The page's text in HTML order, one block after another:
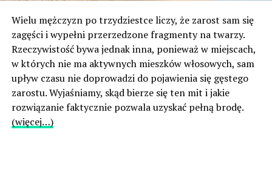
Wielu mężczyzn po trzydziestce liczy, że zarost sam się
zagęści i wypełni przerzedzone fragmenty na twarzy.
Rzeczywistość bywa jednak inna, ponieważ w miejscach,
w których nie ma aktywnych mieszków włosowych, sam
upływ czasu nie doprowadzi do pojawienia się gęstego
zarostu. Wyjaśniamy, skąd bierze się ten mit i jakie
rozwiązanie faktycznie pozwala uzyskać pełną brodę.
(więcej…)